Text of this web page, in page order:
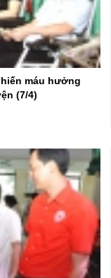
máu hưởng
(7/4)